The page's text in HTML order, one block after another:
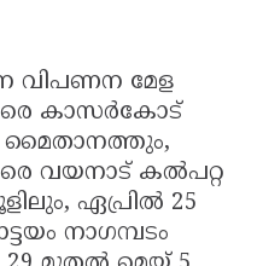
വിപണന മേള
കാസർകോട്
മൈതാനത്തും,
വയനാട് കൽപറ്റ
ഏപ്രിൽ 25
നാഗമ്പടം